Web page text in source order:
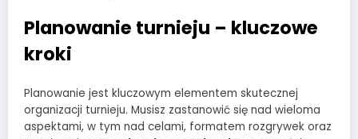
Planowanie turnieju – kluczowe
kroki
Planowanie jest kluczowym elementem skutecznej
organizacji turnieju. Musisz zastanowić się nad wieloma
aspektami, w tym nad celami, formatem rozgrywek oraz